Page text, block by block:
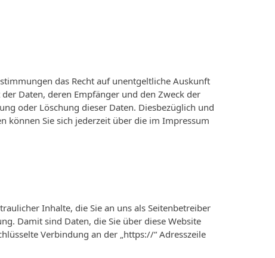
das Recht auf unentgeltliche Auskunft
Daten, deren Empfänger und den Zweck der
oder Löschung dieser Daten. Diesbezüglich und
können Sie sich jederzeit über die im Impressum
Inhalte, die Sie an uns als Seitenbetreiber
Damit sind Daten, die Sie über diese Website
Verbindung an der „https://“ Adresszeile